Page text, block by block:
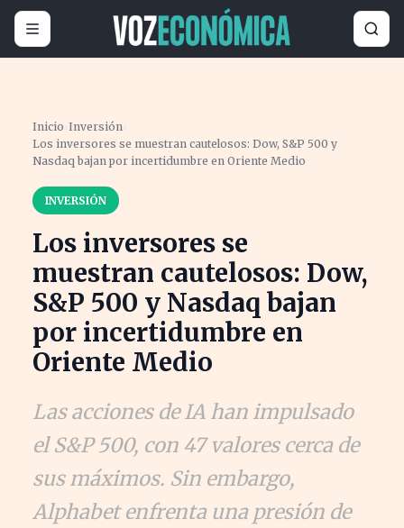
Inicio ›Inversión›
Los inversores se muestran cautelosos: Dow, S&P 500 y
Nasdaq bajan por incertidumbre en Oriente Medio
INVERSIÓN
Los inversores se
muestran cautelosos: Dow,
S&P 500 y Nasdaq bajan
por incertidumbre en
Oriente Medio
Las acciones de IA han impulsado
el S&P 500, con 47 valores cerca de
sus máximos. Sin embargo,
Alphabet enfrenta una presión de